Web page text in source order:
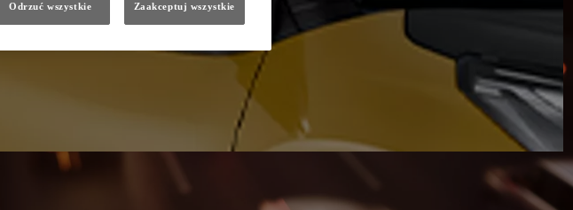
Odrzuć wszystkie Zaakceptuj wszystkie